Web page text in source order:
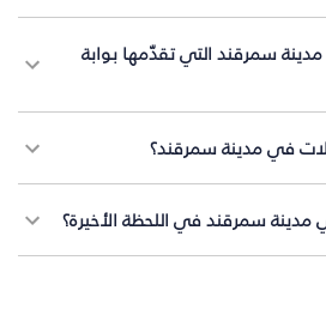
سمرقند التي تقدّمها بوابة
في مدينة سمرقند؟
سمرقند في اللحظة الأخيرة؟